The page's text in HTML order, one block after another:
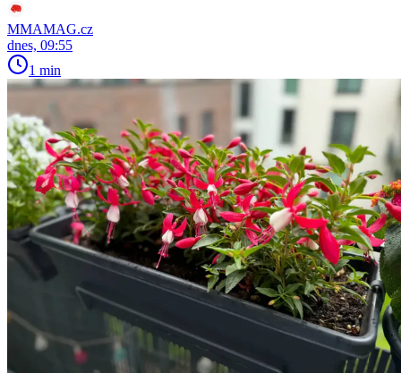
MMAMAG.cz
dnes, 09:55
1 min